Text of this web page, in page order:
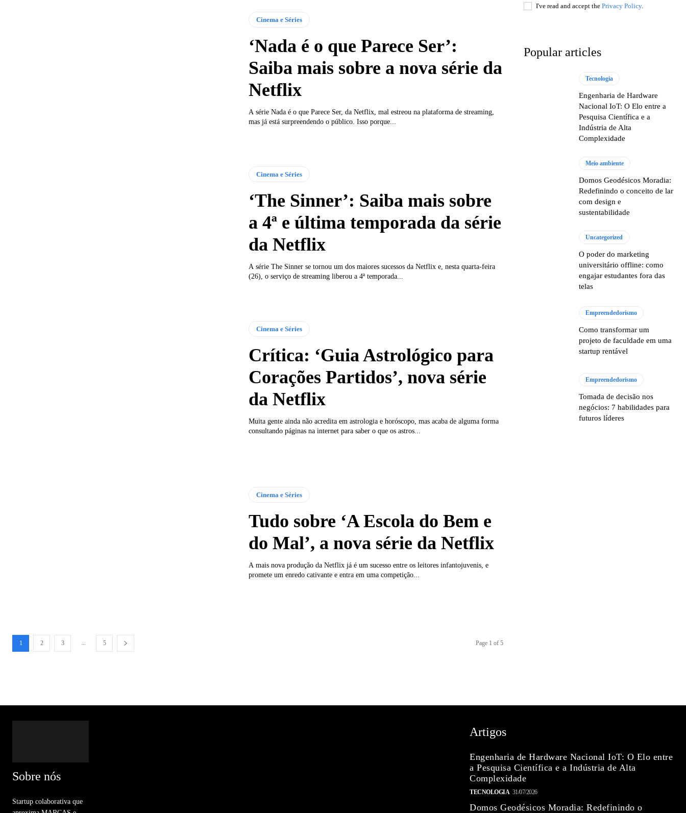
Cinema e Séries
‘Nada é o que Parece Ser’:
Saiba mais sobre a nova série da
Netflix
A série Nada é o que Parece Ser, da Netflix, mal estreou na plataforma de streaming,
mas já está surpreendendo o público. Isso porque...
Cinema e Séries
‘The Sinner’: Saiba mais sobre
a 4ª e última temporada da série
da Netflix
A série The Sinner se tornou um dos maiores sucessos da Netflix e, nesta quarta-feira
(26), o serviço de streaming liberou a 4ª temporada...
Cinema e Séries
Crítica: ‘Guia Astrológico para
Corações Partidos’, nova série
da Netflix
Muita gente ainda não acredita em astrologia e horóscopo, mas acaba de alguma forma
consultando páginas na internet para saber o que os astros...
Cinema e Séries
Tudo sobre ‘A Escola do Bem e
do Mal’, a nova série da Netflix
A mais nova produção da Netflix já é um sucesso entre os leitores infantojuvenis, e
promete um enredo cativante e entra em uma competição...
1 2 3 ... 5 Page 1 of 5
I've read and accept the Privacy Policy.
Popular articles
Tecnologia
Engenharia de Hardware
Nacional IoT: O Elo entre a
Pesquisa Científica e a
Indústria de Alta
Complexidade
Meio ambiente
Domos Geodésicos Moradia:
Redefinindo o conceito de lar
com design e
sustentabilidade
Uncategorized
O poder do marketing
universitário offline: como
engajar estudantes fora das
telas
Empreendedorismo
Como transformar um
projeto de faculdade em uma
startup rentável
Empreendedorismo
Tomada de decisão nos
negócios: 7 habilidades para
futuros líderes
Sobre nós
Startup colaborativa que
Artigos
Engenharia de Hardware Nacional IoT: O Elo entre
a Pesquisa Científica e a Indústria de Alta
Complexidade
TECNOLOGIA 31/07/2026
Domos Geodésicos Moradia: Redefinindo o